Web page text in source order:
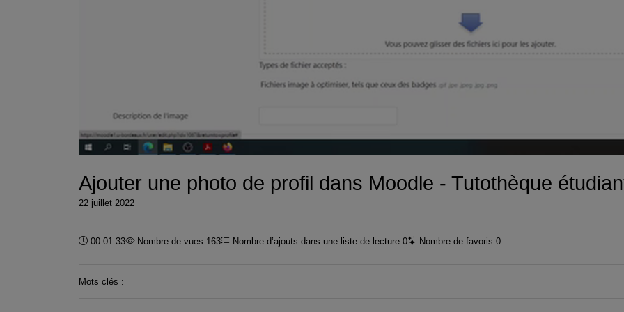
vidéo
Ajouter une photo de profil dans Moodle - Tutothèque
22 juillet 2022
Durée :
00:01:33 Nombre de vues 163 Nombre d’ajouts dans une liste de lecture 0 Nombre de favoris 0
Mots clés :